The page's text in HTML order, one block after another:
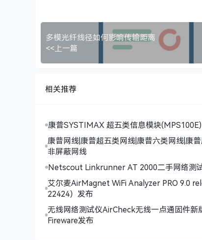
多模光纤线径如何影响传输距离
<<上一篇
相关推荐
康普SYSTIMAX 超五类信息模块(MPS100E)
康普网线|康普超五类网线|康普六类网线|康
非屏蔽网线
Netscout Linkrunner AT 2000二手网络测
艾尔麦AirMagnet WiFi Analyzer PRO 9.0
22424）发布
无线网络测试仪AirCheck无线一点通固件新
Fireware发布